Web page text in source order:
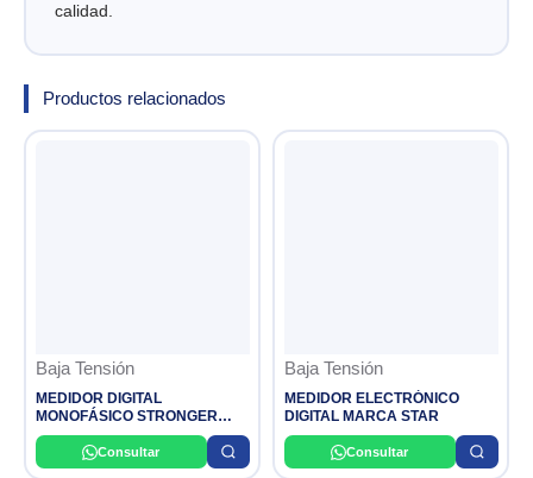
calidad.
Productos relacionados
Baja Tensión
MEDIDOR DIGITAL
MONOFÁSICO STRONGER
NEW ERA
Consultar
Baja Tensión
MEDIDOR ELECTRÓNICO
DIGITAL MARCA STAR
Consultar